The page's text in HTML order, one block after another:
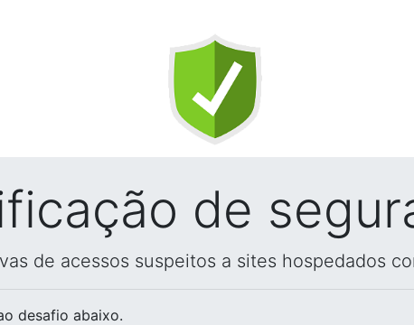
de
de acessos suspeitos a sites hospedados
desafio abaixo.